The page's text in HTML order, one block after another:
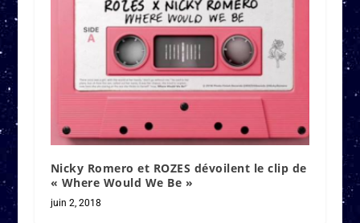
Nicky Romero et ROZES dévoilent le clip de
« Where Would We Be »
juin 2, 2018